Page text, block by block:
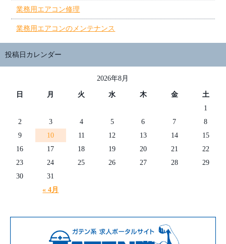
業務用エアコン修理
業務用エアコンのメンテナンス
投稿日カレンダー
2026年8月
日 月 火 水 木 金 土
« 4月
1
2
3 4 5 6 7
8
9
10 11 12 13 14
15
16
17 18 19 20 21
22
23
24 25 26 27 28
29
30
31